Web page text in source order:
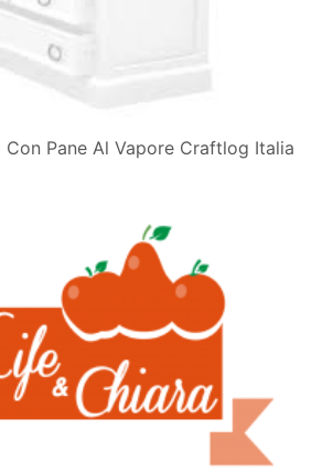
Pane Al Vapore Craftlog Italia